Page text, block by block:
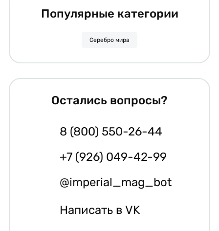
Популярные категории
Серебро мира
Остались вопросы?
8 (800) 550-26-44
+7 (926) 049-42-99
@imperial_mag_bot
Написать в VK